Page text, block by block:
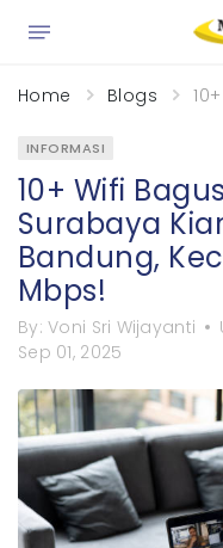
Home Blogs
INFORMASI
10+ Wifi
Surabaya
Bandung,
Mbps!
By:Voni Sri Wijayanti
Sep 01, 2025